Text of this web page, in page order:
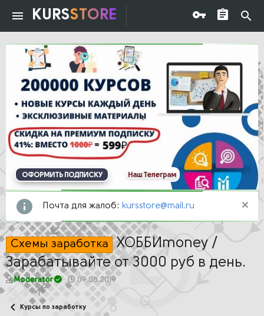
KURSSTORE
ОФОРМИТЬ ПОДПИСКУ Наш Телеграм
Почта для жалоб: kursstore@mail.ru
Схемы заработка ХОББИmoney /
Зарабатывайте от 3000 руб в день.
А
т
о
Moderator
Д
а
09.08.2019
Курсы по заработку